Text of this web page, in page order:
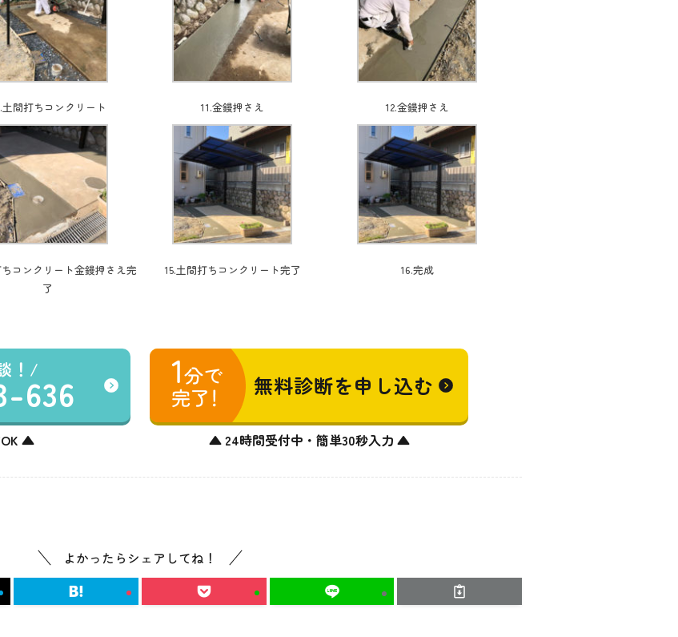
土間打ちコンクリート 11.金鏝押さえ 12.金鏝押さえ
ちコンクリート金鏝押さえ完
了
15.土間打ちコンクリート完了 16.完成
！
636
▲
無料診断を申し込む
▲ 24時間受付中・簡単30秒入力 ▲
よかったらシェアしてね！